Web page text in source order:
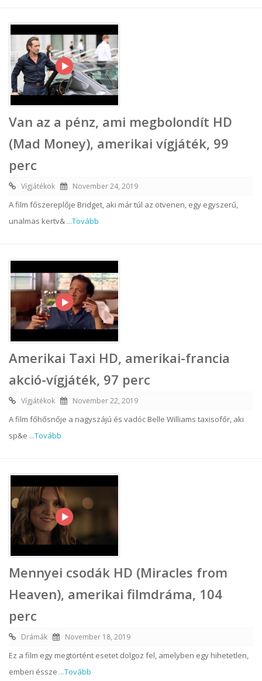
Van az a pénz, ami megbolondít HD
(Mad Money), amerikai vígjáték, 99
perc
Vígjátékok November 24, 2019
A film főszereplője Bridget, aki már túl az ötvenen, egy egyszerű,
unalmas kertv& ...Tovább
Amerikai Taxi HD, amerikai-francia
akció-vígjáték, 97 perc
Vígjátékok November 22, 2019
A film főhősnője a nagyszájú és vadóc Belle Williams taxisofőr, aki
sp&e ...Tovább
Mennyei csodák HD (Miracles from
Heaven), amerikai filmdráma, 104
perc
Drámák November 18, 2019
Ez a film egy megtörtént esetet dolgoz fel, amelyben egy hihetetlen,
emberi éssze ...Tovább